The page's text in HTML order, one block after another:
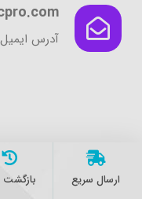
آدرس ایمیل
ارسال سریع